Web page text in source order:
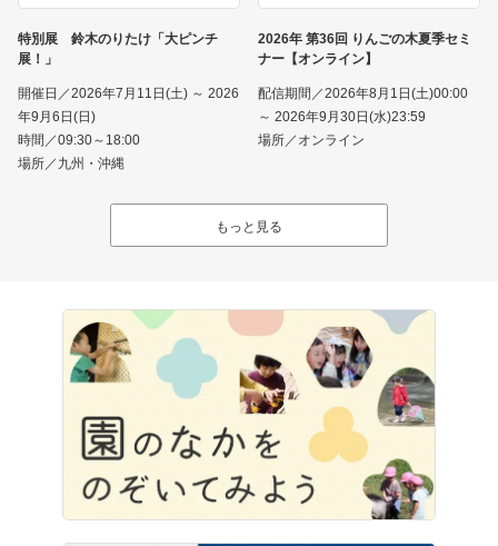
特別展 鈴木のりたけ「大ピンチ
展！」
開催日／2026年7月11日(土) ～ 2026
年9月6日(日)
時間／09:30～18:00
場所／九州・沖縄
2026年 第36回 りんごの木夏季セミ
ナー【オンライン】
配信期間／2026年8月1日(土)00:00
～ 2026年9月30日(水)23:59
場所／オンライン
もっと見る